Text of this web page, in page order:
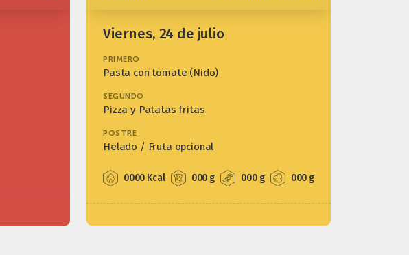
viernes, 24 de julio
PRIMERO
Pasta con tomate (Nido)
SEGUNDO
Pizza y Patatas fritas
POSTRE
Helado / Fruta opcional
0000 Kcal 000 g 000 g 000 g